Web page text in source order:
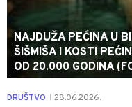
NAJDUŽA PEĆINA U
ŠIŠMIŠA I KOSTI
OD 20.000 GODINA
DRUŠTVO 28.06.2026.